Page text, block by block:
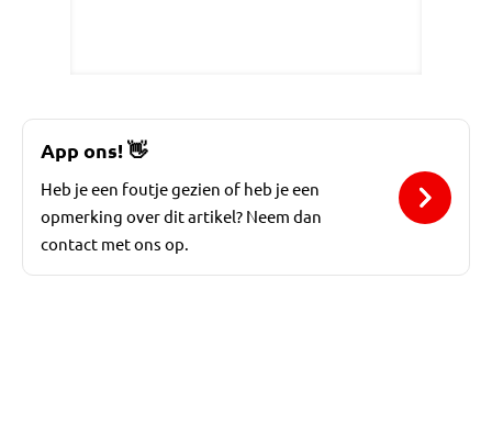
App ons!👋
Heb je een foutje gezien of heb je een
opmerking over dit artikel? Neem dan
contact met ons op.